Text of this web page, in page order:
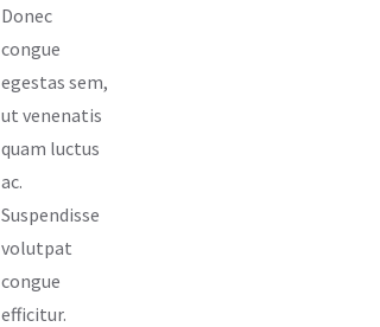
Donec
congue
egestas sem,
ut venenatis
quam luctus
ac.
Suspendisse
volutpat
congue
efficitur.